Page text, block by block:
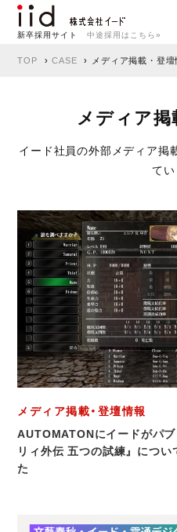
新卒採用サイト 中途採用はこちら»
TOP CASE メディア掲載・登壇
メディア掲
イード社員の外部メディア掲
て
メディア掲載・登壇情報
AUTOMATONにイードがパ
リィ外伝 五つの試練』につ
た